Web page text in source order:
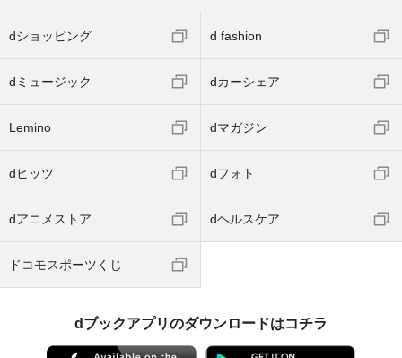
dショッピング d fashion
dミュージック dカーシェア
Lemino dマガジン
dヒッツ dフォト
dアニメストア dヘルスケア
ドコモスポーツくじ
dブックアプリのダウンロードはコチラ